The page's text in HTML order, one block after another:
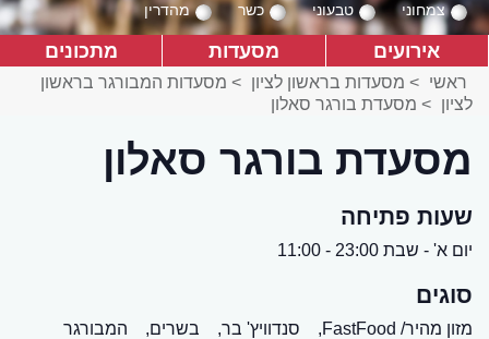
צמחוני טבעוני כשר מהדרין
אירועים מסעדות מתכונים
ראשי > מסעדות בראשון לציון > מסעדות המבורגר בראשון
לציון > מסעדת בורגר סאלון
מסעדת בורגר סאלון
שעות פתיחה
יום א' - שבת 23:00 - 11:00
סוגים
מזון מהיר/ FastFood, סנדוויץ' בר, בשרים,
המבורגר